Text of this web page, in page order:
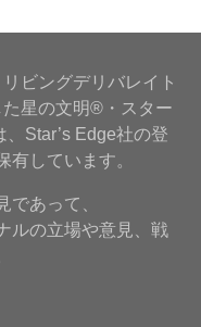
ビングデリバレイト
星の文明®・スター
Star’s Edge社の登
しています。
であって、
ルの立場や意見、戦